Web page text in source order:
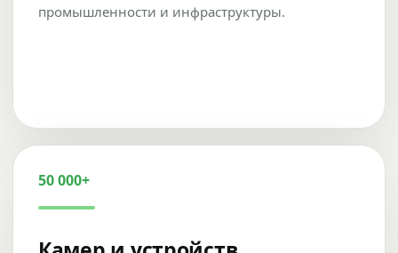
промышленности и инфраструктуры.
50 000+